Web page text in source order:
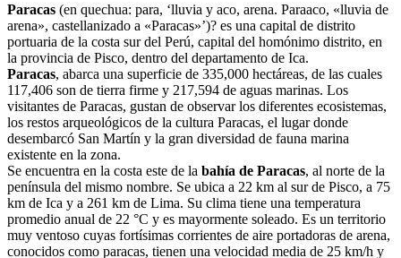
Paracas (en quechua: para, ‘lluvia y aco, arena. Paraaco, «lluvia de
arena», castellanizado a «Paracas»’)? es una capital de distrito
portuaria de la costa sur del Perú, capital del homónimo distrito, en
la provincia de Pisco, dentro del departamento de Ica.
Paracas, abarca una superficie de 335,000 hectáreas, de las cuales
117,406 son de tierra firme y 217,594 de aguas marinas. Los
visitantes de Paracas, gustan de observar los diferentes ecosistemas,
los restos arqueológicos de la cultura Paracas, el lugar donde
desembarcó San Martín y la gran diversidad de fauna marina
existente en la zona.
Se encuentra en la costa este de la bahía de Paracas, al norte de la
península del mismo nombre. Se ubica a 22 km al sur de Pisco, a 75
km de Ica y a 261 km de Lima. Su clima tiene una temperatura
promedio anual de 22 °C y es mayormente soleado. Es un territorio
muy ventoso cuyas fortísimas corrientes de aire portadoras de arena,
conocidos como paracas, tienen una velocidad media de 25 km/h y